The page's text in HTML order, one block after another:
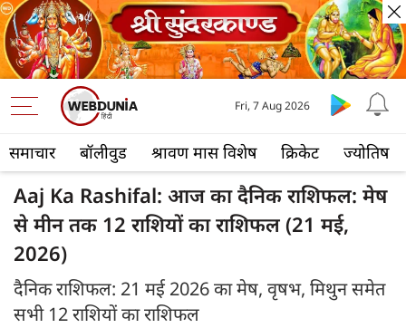
समाचार बॉलीवुड श्रावण मास विशेष क्रिकेट ज्योतिष
Fri, 7 Aug 2026
Aaj Ka Rashifal: आज का दैनिक राशिफल: मेष
से मीन तक 12 राशियों का राशिफल (21 मई,
2026)
दैनिक राशिफल: 21 मई 2026 का मेष, वृषभ, मिथुन समेत
सभी 12 राशियों का राशिफल